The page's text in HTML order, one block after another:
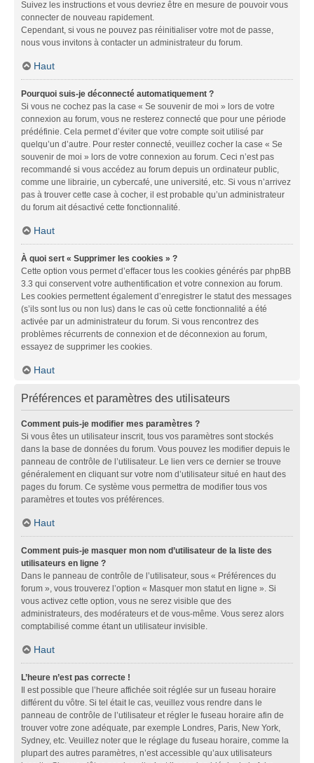
Suivez les instructions et vous devriez être en mesure de pouvoir vous
connecter de nouveau rapidement.
Cependant, si vous ne pouvez pas réinitialiser votre mot de passe,
nous vous invitons à contacter un administrateur du forum.
Haut
Pourquoi suis-je déconnecté automatiquement ?
Si vous ne cochez pas la case « Se souvenir de moi » lors de votre
connexion au forum, vous ne resterez connecté que pour une période
prédéfinie. Cela permet d’éviter que votre compte soit utilisé par
quelqu’un d’autre. Pour rester connecté, veuillez cocher la case « Se
souvenir de moi » lors de votre connexion au forum. Ceci n’est pas
recommandé si vous accédez au forum depuis un ordinateur public,
comme une librairie, un cybercafé, une université, etc. Si vous n’arrivez
pas à trouver cette case à cocher, il est probable qu’un administrateur
du forum ait désactivé cette fonctionnalité.
Haut
À quoi sert « Supprimer les cookies » ?
Cette option vous permet d’effacer tous les cookies générés par phpBB
3.3 qui conservent votre authentification et votre connexion au forum.
Les cookies permettent également d’enregistrer le statut des messages
(s’ils sont lus ou non lus) dans le cas où cette fonctionnalité a été
activée par un administrateur du forum. Si vous rencontrez des
problèmes récurrents de connexion et de déconnexion au forum,
essayez de supprimer les cookies.
Haut
Préférences et paramètres des utilisateurs
Comment puis-je modifier mes paramètres ?
Si vous êtes un utilisateur inscrit, tous vos paramètres sont stockés
dans la base de données du forum. Vous pouvez les modifier depuis le
panneau de contrôle de l’utilisateur. Le lien vers ce dernier se trouve
généralement en cliquant sur votre nom d’utilisateur situé en haut des
pages du forum. Ce système vous permettra de modifier tous vos
paramètres et toutes vos préférences.
Haut
Comment puis-je masquer mon nom d’utilisateur de la liste des
utilisateurs en ligne ?
Dans le panneau de contrôle de l’utilisateur, sous « Préférences du
forum », vous trouverez l’option « Masquer mon statut en ligne ». Si
vous activez cette option, vous ne serez visible que des
administrateurs, des modérateurs et de vous-même. Vous serez alors
comptabilisé comme étant un utilisateur invisible.
Haut
L’heure n’est pas correcte !
Il est possible que l’heure affichée soit réglée sur un fuseau horaire
différent du vôtre. Si tel était le cas, veuillez vous rendre dans le
panneau de contrôle de l’utilisateur et régler le fuseau horaire afin de
trouver votre zone adéquate, par exemple Londres, Paris, New York,
Sydney, etc. Veuillez noter que le réglage du fuseau horaire, comme la
plupart des autres paramètres, n’est accessible qu’aux utilisateurs